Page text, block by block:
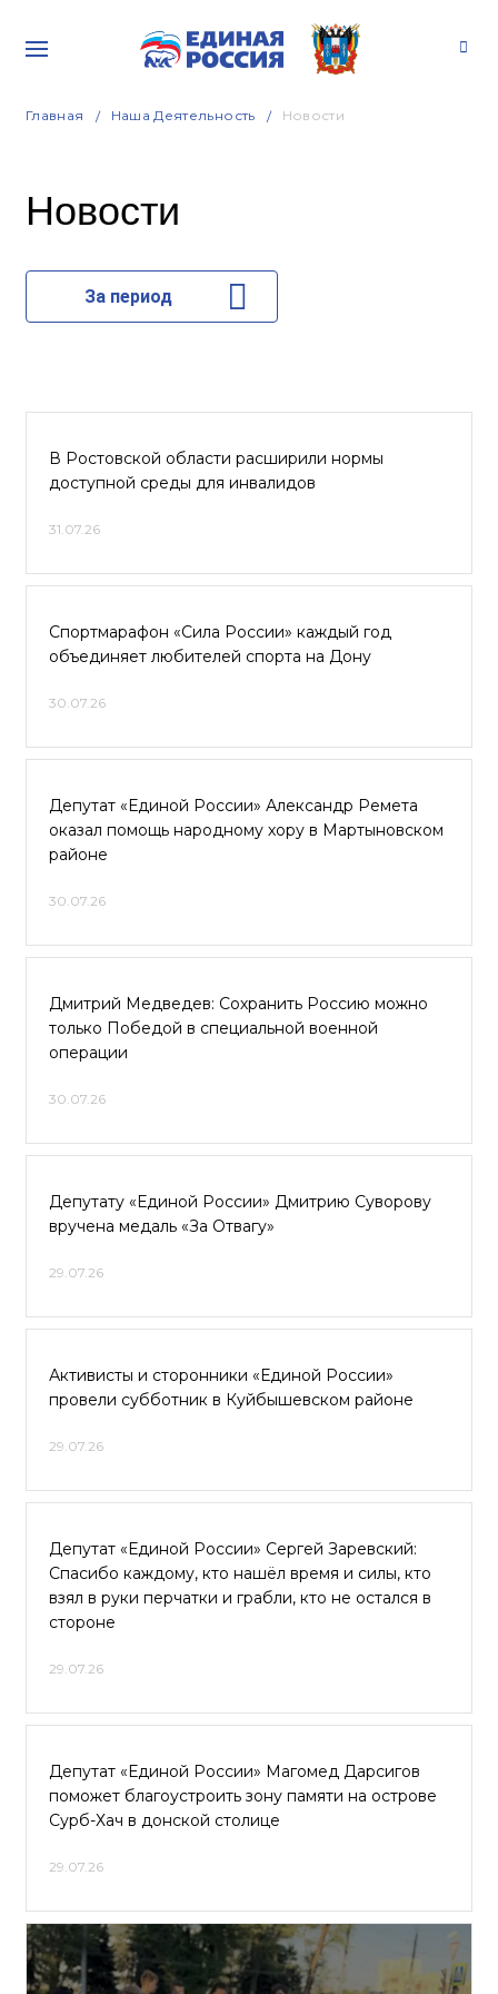
Главная Наша Деятельность Новости
Новости
За период
В Ростовской области расширили нормы
доступной среды для инвалидов
31.07.26
Спортмарафон «Сила России» каждый год
объединяет любителей спорта на Дону
30.07.26
Депутат «Единой России» Александр Ремета
оказал помощь народному хору в Мартыновском
районе
30.07.26
Дмитрий Медведев: Сохранить Россию можно
только Победой в специальной военной
операции
30.07.26
Депутату «Единой России» Дмитрию Суворову
вручена медаль «За Отвагу»
29.07.26
Активисты и сторонники «Единой России»
провели субботник в Куйбышевском районе
29.07.26
Депутат «Единой России» Сергей Заревский:
Спасибо каждому, кто нашёл время и силы, кто
взял в руки перчатки и грабли, кто не остался в
стороне
29.07.26
Депутат «Единой России» Магомед Дарсигов
поможет благоустроить зону памяти на острове
Сурб-Хач в донской столице
29.07.26